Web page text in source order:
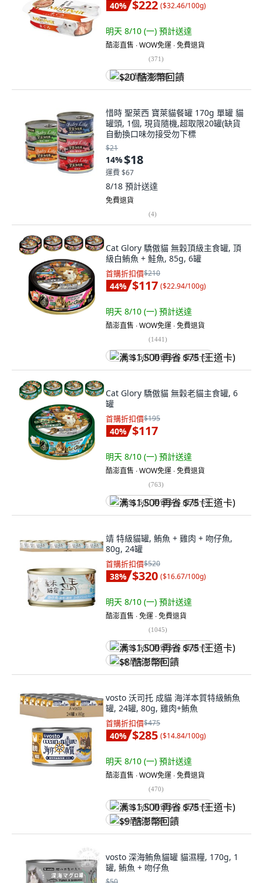
40% $222 ($32.46/100g)
明天 8/10 (一) 預計送達
酷澎直售 ∙ WOW免運 ∙ 免費退貨
(371)
$20 酷澎幣回饋
惜時 聖萊西 寶萊貓餐罐 170g 單罐 貓
罐頭, 1個, 現貨隨機,超取限20罐(缺貨
自動換口味勿接受勿下標
$21
14%$18
運費 $67
8/18 預計送達
免費退貨
(4)
Cat Glory 驕傲貓 無穀頂級主食罐, 頂
級白鮪魚 + 鮭魚, 85g, 6罐
首購折扣價$210
44% $117 ($22.94/100g)
明天 8/10 (一) 預計送達
酷澎直售 ∙ WOW免運 ∙ 免費退貨
(1441)
满 $1,500 再省 $75 (王道卡)
Cat Glory 驕傲貓 無穀老貓主食罐, 6
罐
首購折扣價$195
40% $117
明天 8/10 (一) 預計送達
酷澎直售 ∙ WOW免運 ∙ 免費退貨
(763)
满 $1,500 再省 $75 (王道卡)
靖 特級貓罐, 鮪魚 + 雞肉 + 吻仔魚,
80g, 24罐
首購折扣價$520
38% $320 ($16.67/100g)
明天 8/10 (一) 預計送達
酷澎直售 ∙ 免運 ∙ 免費退貨
(1045)
满 $1,500 再省 $75 (王道卡)
$8 酷澎幣回饋
vosto 沃司托 成貓 海洋本質特級鮪魚
罐, 24罐, 80g, 雞肉+鮪魚
首購折扣價$475
40% $285 ($14.84/100g)
明天 8/10 (一) 預計送達
酷澎直售 ∙ WOW免運 ∙ 免費退貨
(470)
满 $1,500 再省 $75 (王道卡)
$9 酷澎幣回饋
vosto 深海鮪魚貓罐 貓濕糧, 170g, 1
罐, 鮪魚 + 吻仔魚